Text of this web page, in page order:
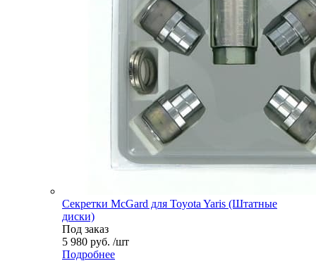
Секретки McGard для Toyota Yaris (Штатные
диски)
Под заказ
5 980 руб. /шт
Подробнее